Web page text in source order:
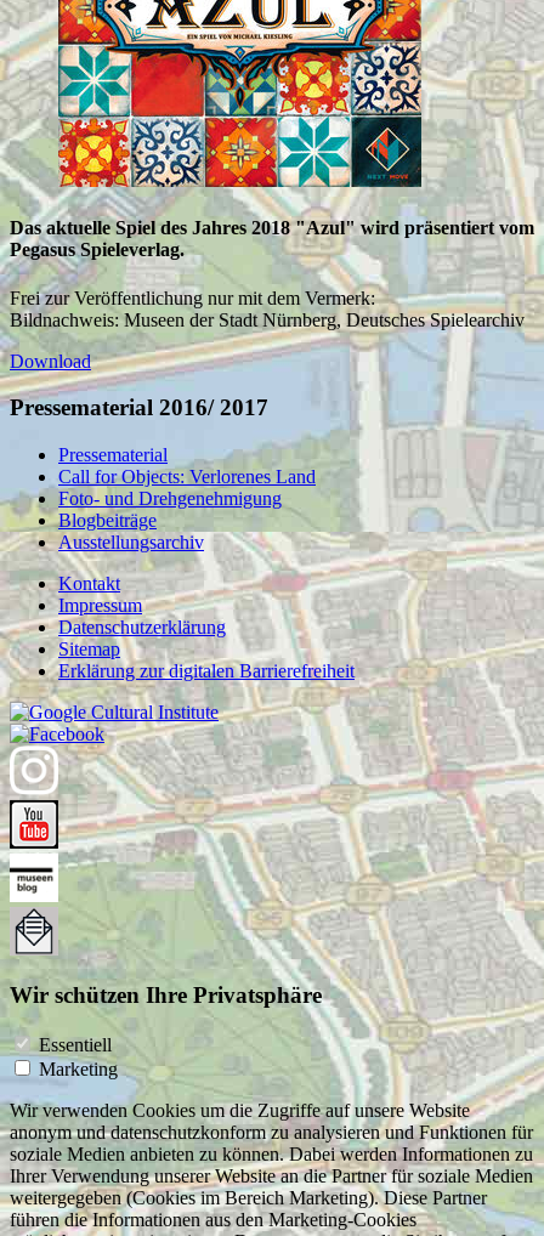
Das aktuelle Spiel des Jahres 2018 "Azul" wird präsentiert vom
Pegasus Spieleverlag.
Frei zur Veröffentlichung nur mit dem Vermerk:
Bildnachweis: Museen der Stadt Nürnberg, Deutsches Spielearchiv
Download
Pressematerial 2016/ 2017
Pressematerial
Call for Objects: Verlorenes Land
Foto- und Drehgenehmigung
Blogbeiträge
Ausstellungsarchiv
Kontakt
Impressum
Datenschutzerklärung
Sitemap
Erklärung zur digitalen Barrierefreiheit
Wir schützen Ihre Privatsphäre
Essentiell
Marketing
Wir verwenden Cookies um die Zugriffe auf unsere Website
anonym und datenschutzkonform zu analysieren und Funktionen für
soziale Medien anbieten zu können. Dabei werden Informationen zu
Ihrer Verwendung unserer Website an die Partner für soziale Medien
weitergegeben (Cookies im Bereich Marketing). Diese Partner
führen die Informationen aus den Marketing-Cookies